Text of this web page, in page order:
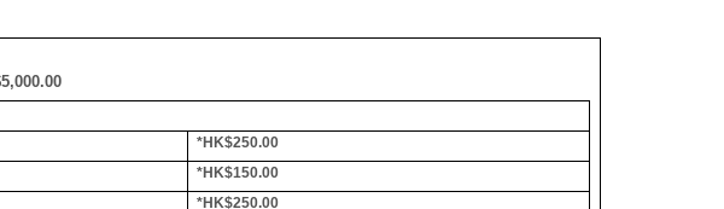
*HK$250.00
*HK$150.00
*HK$250.00